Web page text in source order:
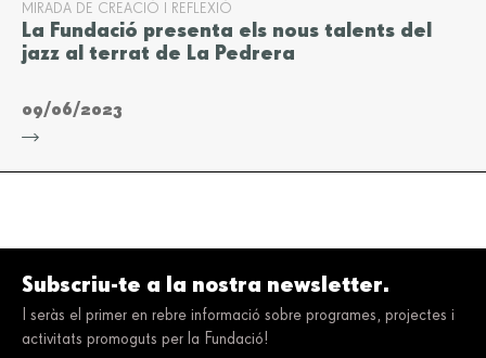
MIRADA DE CREACIÓ I REFLEXIÓ
La Fundació presenta els nous talents del
jazz al terrat de La Pedrera
09/06/2023
Subscriu-te a la nostra newsletter.
I seràs el primer en rebre informació sobre programes, projectes i
activitats promoguts per la Fundació!